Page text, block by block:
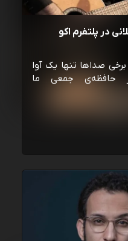
در پلتفرم اکو
صداها تنها یک آوا
حافظه‌ی جمعی ما